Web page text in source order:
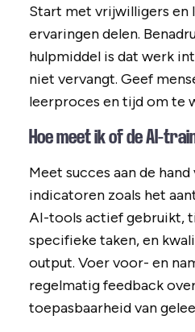
Start met vrijwilligers en
ervaringen delen.
hulpmiddel is dat werk
niet vervangt. Geef
leerproces en tijd om te
Hoe meet ik of de AI-
Meet succes aan de
indicatoren zoals het
AI-tools actief gebruikt,
specifieke taken, en
output. Voer voor- en
regelmatig feedback
toepasbaarheid van